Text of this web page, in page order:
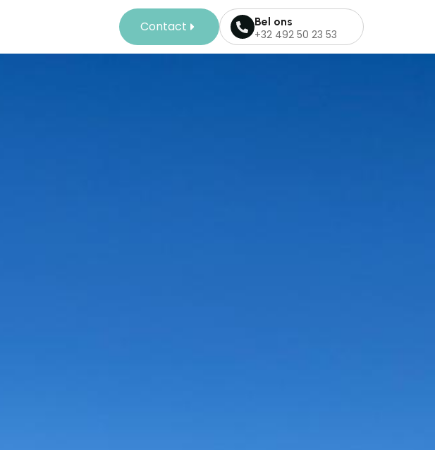
Contact Bel ons
+32 492 50 23 53